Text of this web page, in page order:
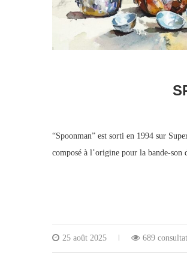
“Spoonman” est sorti en 1994 sur
composé à l’origine pour la bande-
25 août 2025 689